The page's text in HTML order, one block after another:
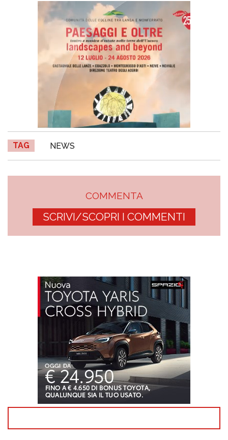
TAG NEWS
COMMENTA
SCRIVI/SCOPRI I COMMENTI